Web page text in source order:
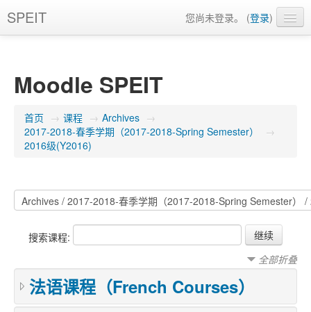
SPEIT 您尚未登录。 (登录)
Moodle SPEIT
首页 → 课程 → Archives →
2017-2018-春季学期（2017-2018-Spring Semester）
→
2016级(Y2016)
搜索课程:
全部折叠
法语课程（French Courses）